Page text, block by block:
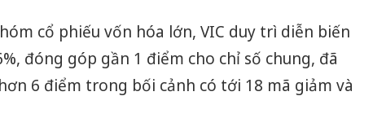
cổ phiếu vốn hóa lớn, VIC duy trì diễn biến
đóng góp gần 1 điểm cho chỉ số chung, đã
6 điểm trong bối cảnh có tới 18 mã giảm và